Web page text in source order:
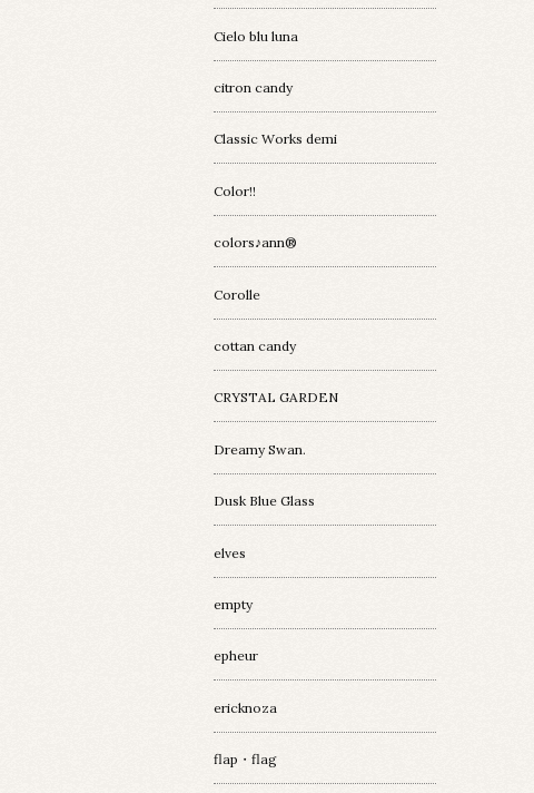
Cielo blu luna
citron candy
Classic Works demi
Color!!
colors♪ann®︎
Corolle
cottan candy
CRYSTAL GARDEN
Dreamy Swan.
Dusk Blue Glass
elves
empty
epheur
ericknoza
flap・flag